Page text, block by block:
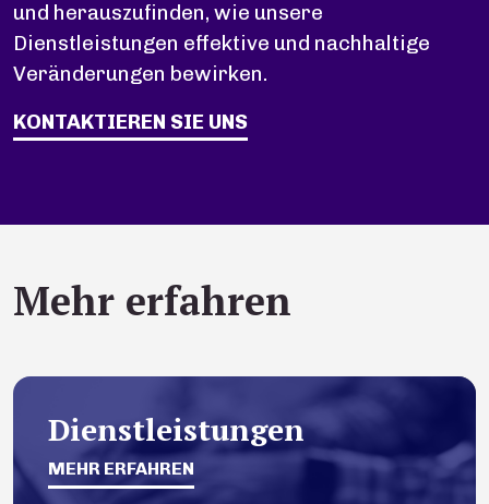
und herauszufinden, wie unsere
Dienstleistungen effektive und nachhaltige
Veränderungen bewirken.
KONTAKTIEREN SIE UNS
Mehr erfahren
Dienstleistungen
MEHR ERFAHREN